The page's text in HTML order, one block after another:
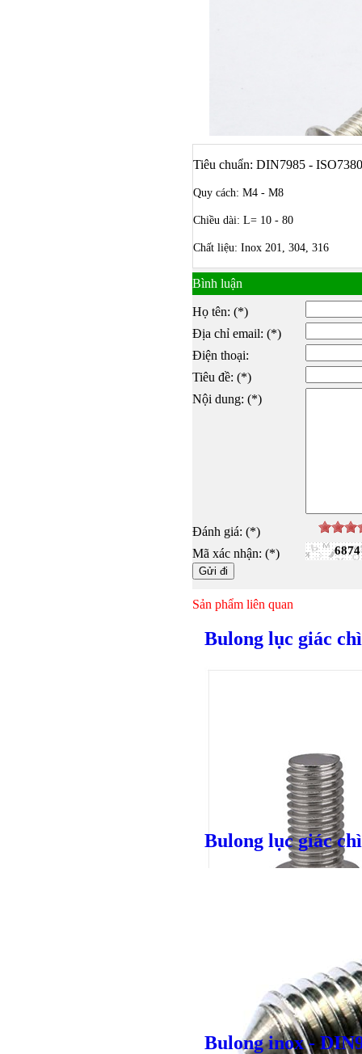
Bulong
Bulong lục giác
Tiêu chuẩn: DIN7985 - ISO7380
Quy cách: M4 - M8
Chiều dài: L= 10 - 80
Chất liệu: Inox 201, 304, 316
Bình luận
Họ tên: (*)
Địa chỉ email: (*)
Điện thoại:
Tiêu đề: (*)
Nội dung: (*)
Đánh giá: (*)
Mã xác nhận: (*)
6874
Sản phẩm liên quan
Bulong lục giác
VND
Bulong lục giác
Bulong inox -